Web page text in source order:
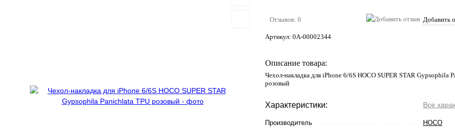
Отзывов: 0 Добавить
Артикул: 0А-00002344
Описание товара:
Чехол-накладка для iPhone 6/6S HOCO SUPER STAR Gypsophila
розовый
Характеристики: Все
Производитель
HOCO